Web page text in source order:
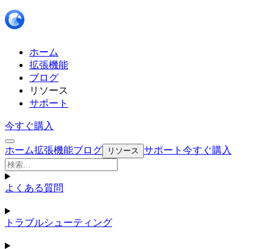
ホーム
拡張機能
ブログ
リソース
サポート
今すぐ購入
ホーム拡張機能ブログ リソース サポート 今すぐ購入
よくある質問
トラブルシューティング